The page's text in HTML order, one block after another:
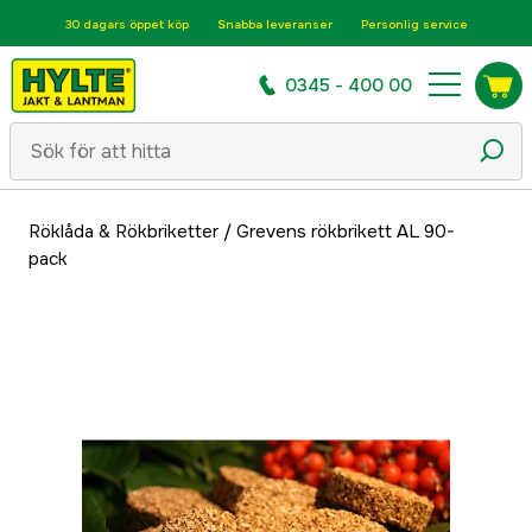
30 dagars öppet köp Snabba leveranser Personlig service
0345 - 400 00
Röklåda & Rökbriketter/ Grevens rökbrikett AL 90-
pack